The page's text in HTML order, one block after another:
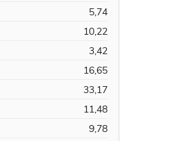
5,74
10,22
3,42
16,65
33,17
11,48
9,78